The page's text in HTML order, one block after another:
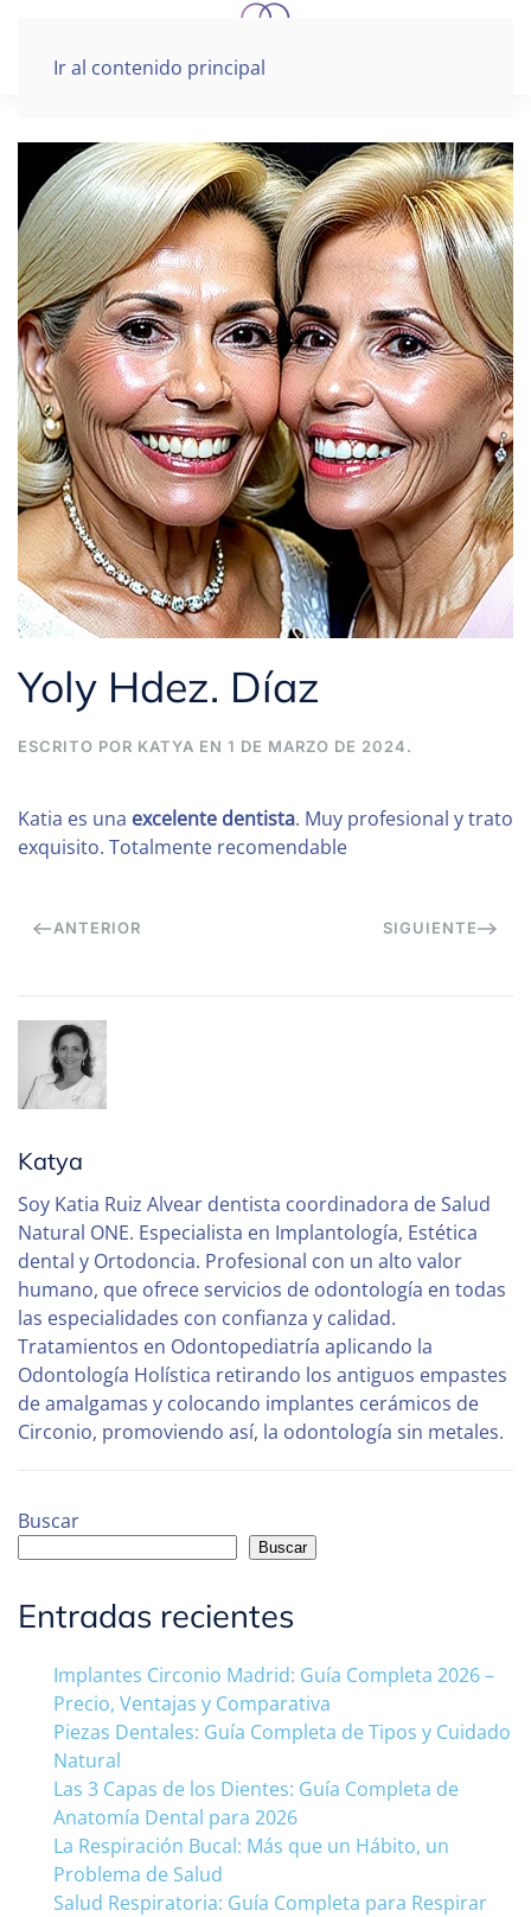
Ir al contenido principal
Yoly Hdez. Díaz
ESCRITO POR KATYA EN 1 DE MARZO DE 2024.
Katia es una excelente dentista. Muy profesional y trato
exquisito. Totalmente recomendable
ANTERIOR SIGUIENTE
Katya
Soy Katia Ruiz Alvear dentista coordinadora de Salud
Natural ONE. Especialista en Implantología, Estética
dental y Ortodoncia. Profesional con un alto valor
humano, que ofrece servicios de odontología en todas
las especialidades con confianza y calidad.
Tratamientos en Odontopediatría aplicando la
Odontología Holística retirando los antiguos empastes
de amalgamas y colocando implantes cerámicos de
Circonio, promoviendo así, la odontología sin metales.
Buscar
Buscar
Entradas recientes
Implantes Circonio Madrid: Guía Completa 2026 –
Precio, Ventajas y Comparativa
Piezas Dentales: Guía Completa de Tipos y Cuidado
Natural
Las 3 Capas de los Dientes: Guía Completa de
Anatomía Dental para 2026
La Respiración Bucal: Más que un Hábito, un
Problema de Salud
Salud Respiratoria: Guía Completa para Respirar